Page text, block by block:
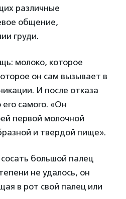
различные
общение,
груди.
молоко, которое
он сам вызывает в
И после отказа
самого. «Он
первой молочной
и твердой пище».
большой палец
не удалось, он
в рот свой палец или